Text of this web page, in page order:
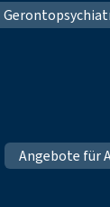
Angebote für